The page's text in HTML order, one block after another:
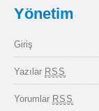
Yönetim
Giriş
Yazılar RSS
Yorumlar RSS